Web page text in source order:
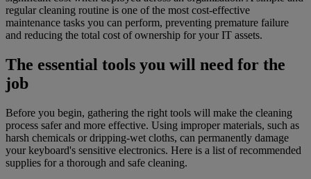
regular cleaning routine is one of the most cost-effective
maintenance tasks you can perform, preventing premature failure
and reducing the total cost of ownership for your IT assets.
The essential tools you will need for the
job
Before you begin, gathering the right tools will make the cleaning
process safer and more effective. Using improper materials, such as
harsh chemicals or dripping-wet cloths, can permanently damage
your keyboard's sensitive electronics. Here is a list of recommended
supplies for a thorough and safe cleaning.